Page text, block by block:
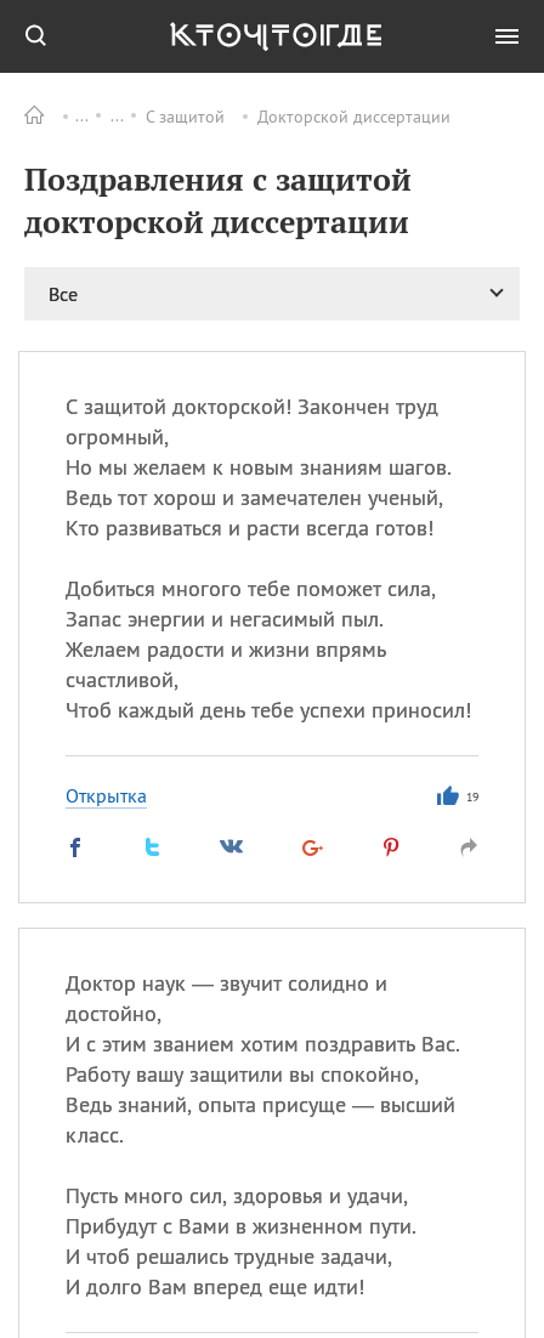
С защитой Докторской диссертации
Поздравления с защитой
докторской диссертации
Все
С защитой докторской! Закончен труд
огромный,
Но мы желаем к новым знаниям шагов.
Ведь тот хорош и замечателен ученый,
Кто развиваться и расти всегда готов!
Добиться многого тебе поможет сила,
Запас энергии и негасимый пыл.
Желаем радости и жизни впрямь
счастливой,
Чтоб каждый день тебе успехи приносил!
Открытка 19
Доктор наук — звучит солидно и
достойно,
И с этим званием хотим поздравить Вас.
Работу вашу защитили вы спокойно,
Ведь знаний, опыта присуще — высший
класс.
Пусть много сил, здоровья и удачи,
Прибудут с Вами в жизненном пути.
И чтоб решались трудные задачи,
И долго Вам вперед еще идти!
ПРАЗДНИКИ
06.08 Преображение
Господне у западных
христиан
Романа и Давида
07.08
мучеников
маяка
Годовщина битвы при
Бояка
ИМЕНА
Сегодня празднуют именины
Посмотреть значениеи
происхождение